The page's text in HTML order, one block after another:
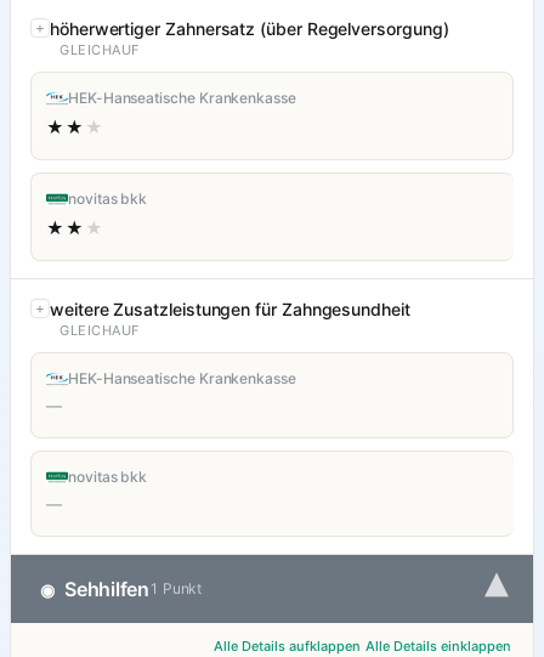
höherwertiger Zahnersatz (über Regelversorgung)
GLEICHAUF
HEK-Hanseatische Krankenkasse
★★ ★
novitas bkk
★★ ★
weitere Zusatzleistungen für Zahngesundheit
GLEICHAUF
HEK-Hanseatische Krankenkasse
—
novitas bkk
—
◉ Sehhilfen 1 Punkt ▾
Alle Details aufklappen Alle Details einklappen